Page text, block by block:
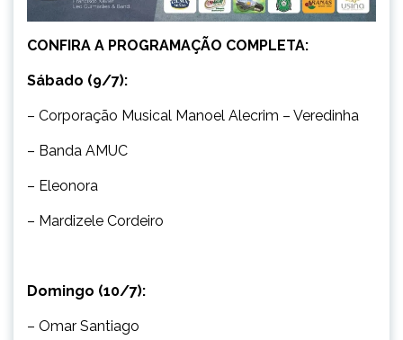
CONFIRA A PROGRAMAÇÃO COMPLETA:
Sábado (9/7):
– Corporação Musical Manoel Alecrim – Veredinha
– Banda AMUC
– Eleonora
– Mardizele Cordeiro
Domingo (10/7):
– Omar Santiago